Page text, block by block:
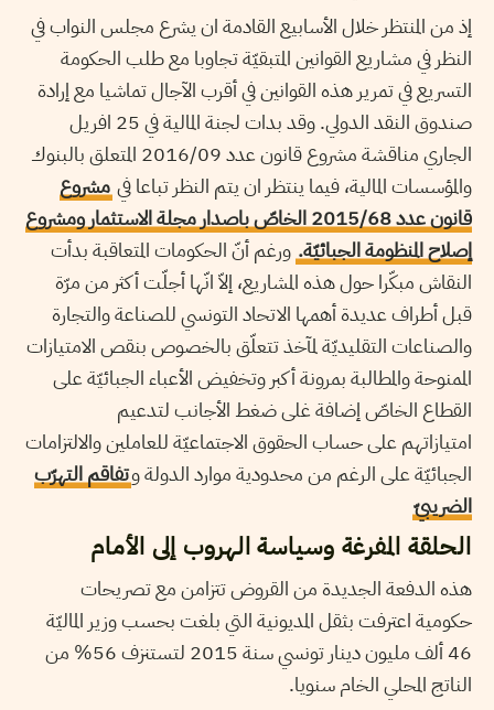
إذ من المنتظر خلال الأسابيع القادمة ان يشرع مجلس النواب في
النظر في مشاريع القوانين المتبقيّة تجاوبا مع طلب الحكومة
التسريع في تمرير هذه القوانين في أقرب الآجال تماشيا مع إرادة
صندوق النقد الدولي. وقد بدات لجنة المالية في 25 افريل
الجاري مناقشة مشروع قانون عدد 2016/09 المتعلق بالبنوك
والمؤسسات المالية، فيما ينتظر ان يتم النظر تباعا في مشروع
قانون عدد 2015/68 الخاصّ باصدار مجلة الاستثمار ومشروع
إصلاح المنظومة الجبائيّة. ورغم أنّ الحكومات المتعاقبة بدأت
النقاش مبكّرا حول هذه المشاريع، إلاّ انّها أجلّت أكثر من مرّة
قبل أطراف عديدة أهمها الاتحاد التونسي للصناعة والتجارة
والصناعات التقليديّة لمآخذ تتعلّق بالخصوص بنقص الامتيازات
الممنوحة والمطالبة بمرونة أكبر وتخفيض الأعباء الجبائيّة على
القطاع الخاصّ إضافة غلى ضغط الأجانب لتدعيم
امتيازاتهم على حساب الحقوق الاجتماعيّة للعاملين والالتزامات
الجبائيّة على الرغم من محدودية موارد الدولة وتفاقم التهرّب
الضريبيّ
الحلقة المفرغة وسياسة الهروب إلى الأمام
هذه الدفعة الجديدة من القروض تتزامن مع تصريحات
حكومية اعترفت بثقل المديونية التي بلغت بحسب وزير الماليّة
46 ألف مليون دينار تونسي سنة 2015 لتستنزف 56% من
الناتج المحلي الخام سنويا.